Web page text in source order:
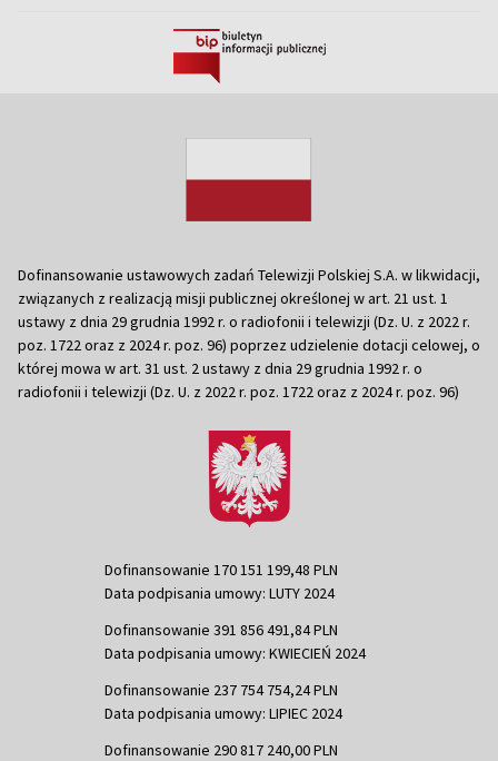
Dofinansowanie ustawowych zadań Telewizji Polskiej S.A. w likwidacji,
związanych z realizacją misji publicznej określonej w art. 21 ust. 1
ustawy z dnia 29 grudnia 1992 r. o radiofonii i telewizji (Dz. U. z 2022 r.
poz. 1722 oraz z 2024 r. poz. 96) poprzez udzielenie dotacji celowej, o
której mowa w art. 31 ust. 2 ustawy z dnia 29 grudnia 1992 r. o
radiofonii i telewizji (Dz. U. z 2022 r. poz. 1722 oraz z 2024 r. poz. 96)
Dofinansowanie 170 151 199,48 PLN
Data podpisania umowy: LUTY 2024
Dofinansowanie 391 856 491,84 PLN
Data podpisania umowy: KWIECIEŃ 2024
Dofinansowanie 237 754 754,24 PLN
Data podpisania umowy: LIPIEC 2024
Dofinansowanie 290 817 240,00 PLN